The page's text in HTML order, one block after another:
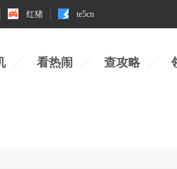
红猪 te5cn
看热闹 查攻略